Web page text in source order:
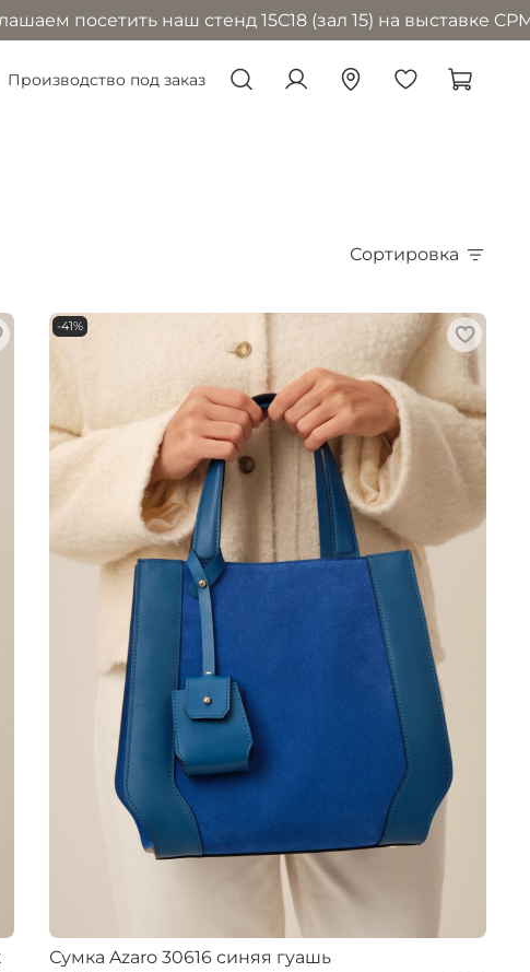
наш стенд 15С18 (зал 15) на выставке CPM в Москве
Производство под заказ
Сортировка
-41%
Сумка Azaro 30616 синяя гуашь